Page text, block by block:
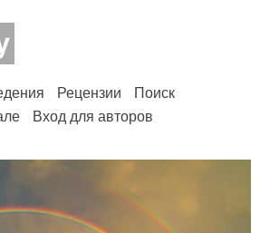
Рецензии
Поиск
Вход для авторов